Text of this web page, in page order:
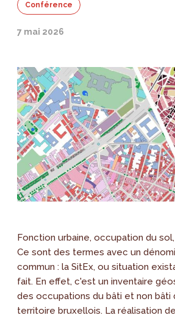
Conférence
7 mai 2026
Fonction urbaine, occupation du
Ce sont des termes avec un
commun : la SitEx, ou situation
fait. En effet, c'est un inventaire
des occupations du bâti et non bâti
territoire bruxellois. La réalisation